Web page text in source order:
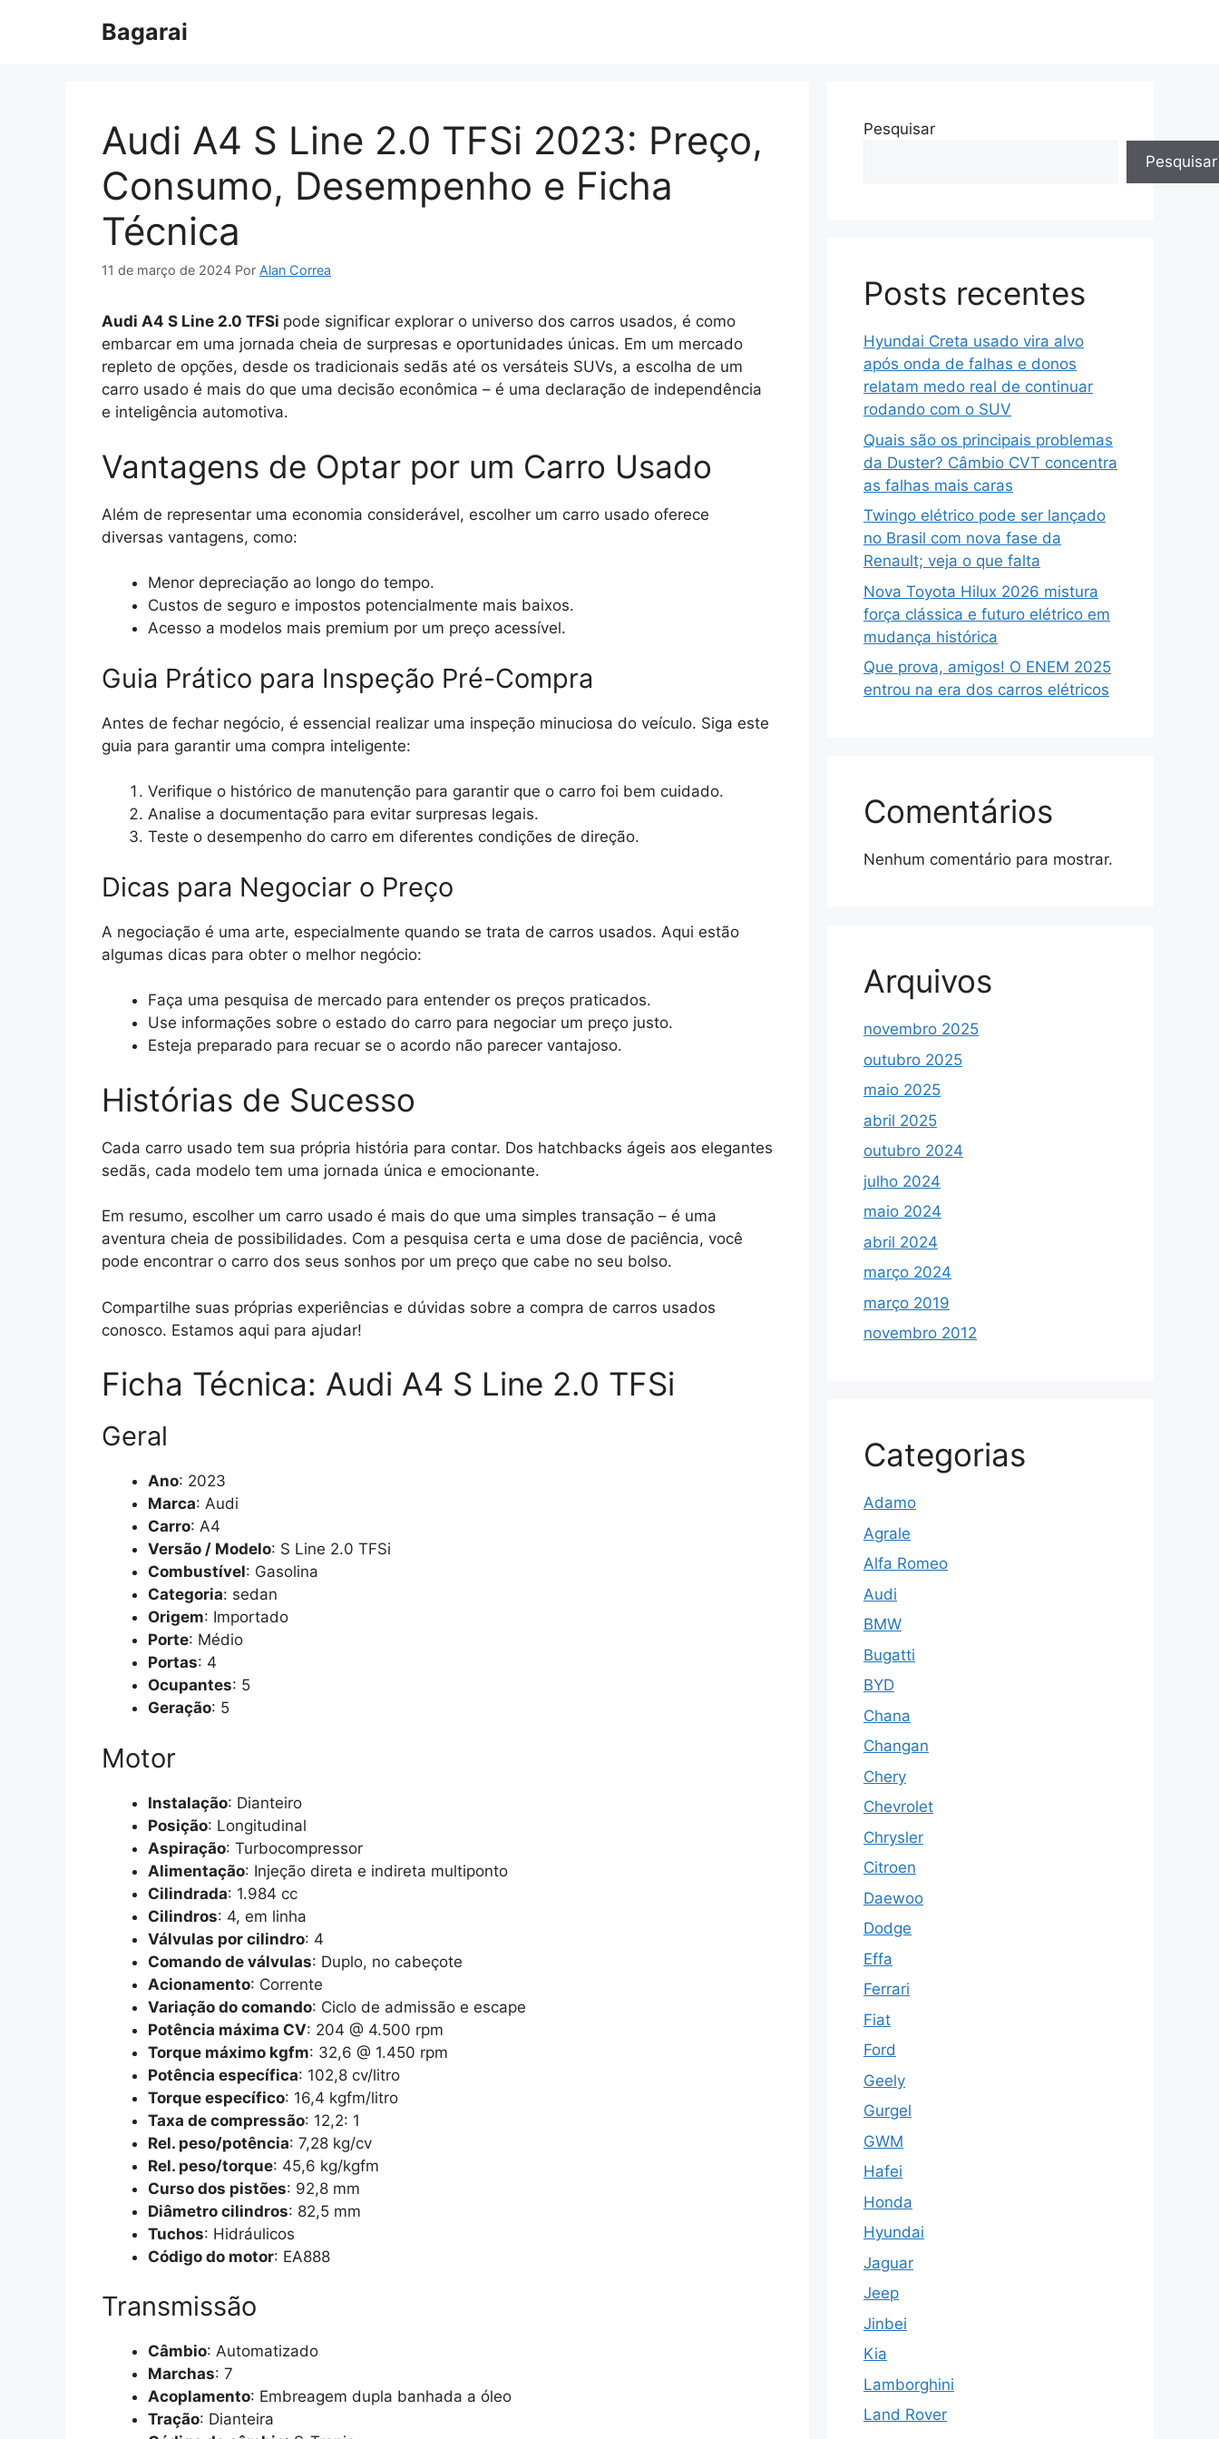
Bagarai
Audi A4 S Line 2.0 TFSi 2023: Preço,
Consumo, Desempenho e Ficha
Técnica
11 de março de 2024 Por Alan Correa
Audi A4 S Line 2.0 TFSi pode significar explorar o universo dos carros usados, é como
embarcar em uma jornada cheia de surpresas e oportunidades únicas. Em um mercado
repleto de opções, desde os tradicionais sedãs até os versáteis SUVs, a escolha de um
carro usado é mais do que uma decisão econômica – é uma declaração de independência
e inteligência automotiva.
Vantagens de Optar por um Carro Usado
Além de representar uma economia considerável, escolher um carro usado oferece
diversas vantagens, como:
Menor depreciação ao longo do tempo.
Custos de seguro e impostos potencialmente mais baixos.
Acesso a modelos mais premium por um preço acessível.
Guia Prático para Inspeção Pré-Compra
Antes de fechar negócio, é essencial realizar uma inspeção minuciosa do veículo. Siga este
guia para garantir uma compra inteligente:
Verifique o histórico de manutenção para garantir que o carro foi bem cuidado.
Analise a documentação para evitar surpresas legais.
Teste o desempenho do carro em diferentes condições de direção.
Dicas para Negociar o Preço
A negociação é uma arte, especialmente quando se trata de carros usados. Aqui estão
algumas dicas para obter o melhor negócio:
Faça uma pesquisa de mercado para entender os preços praticados.
Use informações sobre o estado do carro para negociar um preço justo.
Esteja preparado para recuar se o acordo não parecer vantajoso.
Histórias de Sucesso
Cada carro usado tem sua própria história para contar. Dos hatchbacks ágeis aos elegantes
sedãs, cada modelo tem uma jornada única e emocionante.
Em resumo, escolher um carro usado é mais do que uma simples transação – é uma
aventura cheia de possibilidades. Com a pesquisa certa e uma dose de paciência, você
pode encontrar o carro dos seus sonhos por um preço que cabe no seu bolso.
Compartilhe suas próprias experiências e dúvidas sobre a compra de carros usados
conosco. Estamos aqui para ajudar!
Ficha Técnica: Audi A4 S Line 2.0 TFSi
Geral
Ano: 2023
Marca: Audi
Carro: A4
Versão / Modelo: S Line 2.0 TFSi
Combustível: Gasolina
Categoria: sedan
Origem: Importado
Porte: Médio
Portas: 4
Ocupantes: 5
Geração: 5
Motor
Instalação: Dianteiro
Posição: Longitudinal
Aspiração: Turbocompressor
Alimentação: Injeção direta e indireta multiponto
Cilindrada: 1.984 cc
Cilindros: 4, em linha
Válvulas por cilindro: 4
Comando de válvulas: Duplo, no cabeçote
Acionamento: Corrente
Variação do comando: Ciclo de admissão e escape
Potência máxima CV: 204 @ 4.500 rpm
Torque máximo kgfm: 32,6 @ 1.450 rpm
Potência específica: 102,8 cv/litro
Torque específico: 16,4 kgfm/litro
Taxa de compressão: 12,2: 1
Rel. peso/potência: 7,28 kg/cv
Rel. peso/torque: 45,6 kg/kgfm
Curso dos pistões: 92,8 mm
Diâmetro cilindros: 82,5 mm
Tuchos: Hidráulicos
Código do motor: EA888
Transmissão
Câmbio: Automatizado
Marchas: 7
Acoplamento: Embreagem dupla banhada a óleo
Tração: Dianteira
Pesquisar
Pesquisar
Posts recentes
Hyundai Creta usado vira alvo
após onda de falhas e donos
relatam medo real de continuar
rodando com o SUV
Quais são os principais problemas
da Duster? Câmbio CVT concentra
as falhas mais caras
Twingo elétrico pode ser lançado
no Brasil com nova fase da
Renault; veja o que falta
Nova Toyota Hilux 2026 mistura
força clássica e futuro elétrico em
mudança histórica
Que prova, amigos! O ENEM 2025
entrou na era dos carros elétricos
Comentários
Nenhum comentário para mostrar.
Arquivos
novembro 2025
outubro 2025
maio 2025
abril 2025
outubro 2024
julho 2024
maio 2024
abril 2024
março 2024
março 2019
novembro 2012
Categorias
Adamo
Agrale
Alfa Romeo
Audi
BMW
Bugatti
BYD
Chana
Changan
Chery
Chevrolet
Chrysler
Citroen
Daewoo
Dodge
Effa
Ferrari
Fiat
Ford
Geely
Gurgel
GWM
Hafei
Honda
Hyundai
Jaguar
Jeep
Jinbei
Kia
Lamborghini
Land Rover